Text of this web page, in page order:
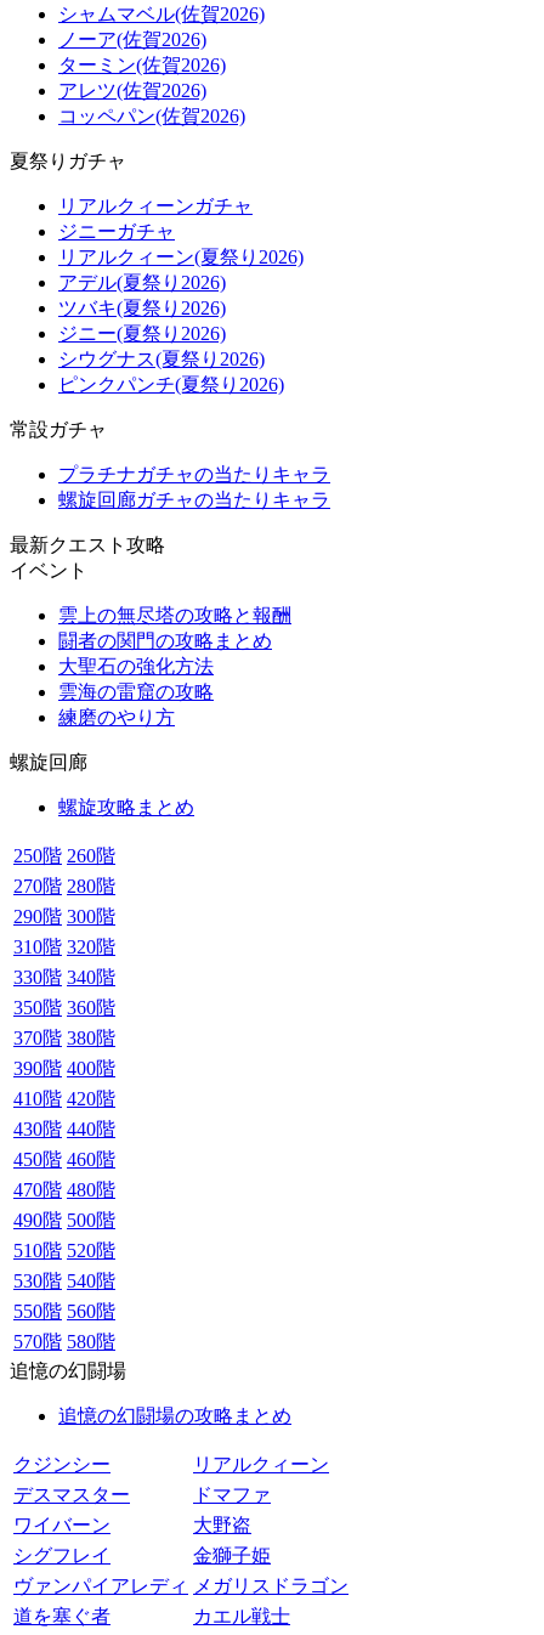
シャムマベル(佐賀2026)
ノーア(佐賀2026)
ターミン(佐賀2026)
アレツ(佐賀2026)
コッペパン(佐賀2026)
夏祭りガチャ
リアルクィーンガチャ
ジニーガチャ
リアルクィーン(夏祭り2026)
アデル(夏祭り2026)
ツバキ(夏祭り2026)
ジニー(夏祭り2026)
シウグナス(夏祭り2026)
ピンクパンチ(夏祭り2026)
常設ガチャ
プラチナガチャの当たりキャラ
螺旋回廊ガチャの当たりキャラ
最新クエスト攻略
イベント
雲上の無尽塔の攻略と報酬
闘者の関門の攻略まとめ
大聖石の強化方法
雲海の雷窟の攻略
練磨のやり方
螺旋回廊
螺旋攻略まとめ
250階 260階
270階 280階
290階 300階
310階 320階
330階 340階
350階 360階
370階 380階
390階 400階
410階 420階
430階 440階
450階 460階
470階 480階
490階 500階
510階 520階
530階 540階
550階 560階
570階 580階
追憶の幻闘場
追憶の幻闘場の攻略まとめ
クジンシー
リアルクィーン
デスマスター
ドマファ
ワイバーン
大野盗
シグフレイ
金獅子姫
ヴァンパイアレディ
メガリスドラゴン
道を塞ぐ者
カエル戦士